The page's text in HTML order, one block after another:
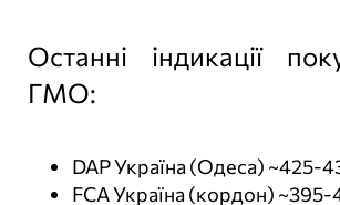
Останні індикації
ГМО:
DAP Україна (Одеса) ~425-
FCA Україна (кордон)